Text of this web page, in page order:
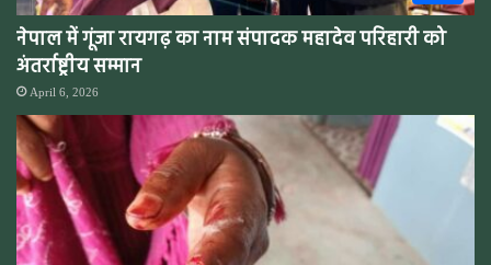
नेपाल में गूंजा रायगढ़ का नाम संपादक महादेव परिहारी को
अंतर्राष्ट्रीय सम्मान
April 6, 2026